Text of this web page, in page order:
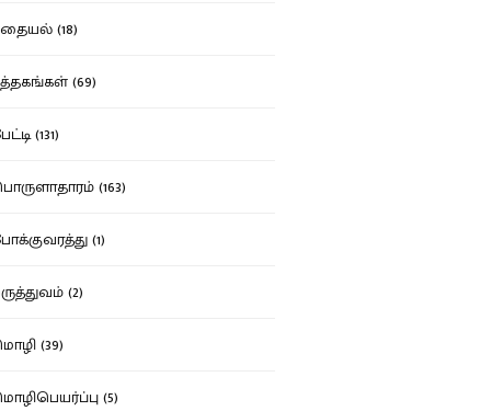
(18)
(69)
(131)
(163)
(1)
(2)
(39)
(5)